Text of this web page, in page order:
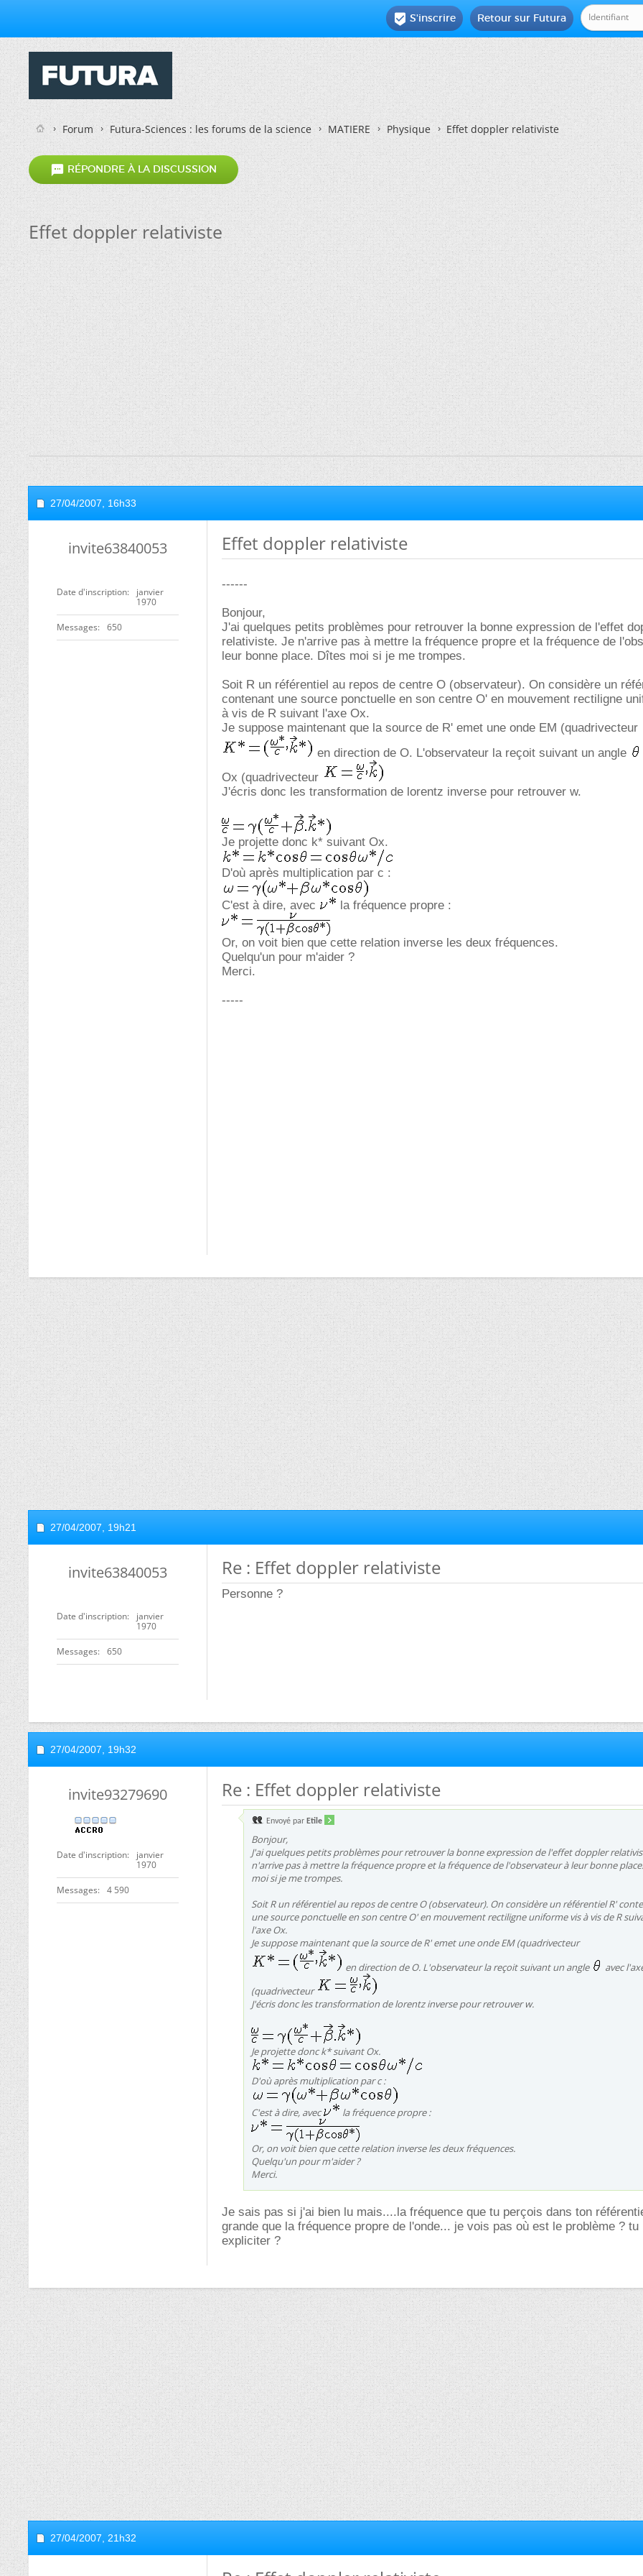
Retour sur Futura
 S'inscrire
Forum Futura-Sciences : les forums de la science MATIERE Physique Effet doppler relativiste
 RÉPONDRE À LA DISCUSSION
Effet doppler relativiste
27/04/2007, 16h33
invite63840053
Date d'inscription
janvier
1970
Messages 650
Effet doppler relativiste
------
Bonjour,
J'ai quelques petits problèmes pour retrouver la bonne expression de l'effet
relativiste. Je n'arrive pas à mettre la fréquence propre et la fréquence de
leur bonne place. Dîtes moi si je me trompes.
Soit R un référentiel au repos de centre O (observateur). On considère un
contenant une source ponctuelle en son centre O' en mouvement rectiligne
à vis de R suivant l'axe Ox.
Je suppose maintenant que la source de R' emet une onde EM (quadrivecteur
en direction de O. L'observateur la reçoit suivant un angle
Ox (quadrivecteur
J'écris donc les transformation de lorentz inverse pour retrouver w.
Je projette donc k* suivant Ox.
D'où après multiplication par c :
C'est à dire, avec la fréquence propre :
Or, on voit bien que cette relation inverse les deux fréquences.
Quelqu'un pour m'aider ?
Merci.
-----
27/04/2007, 19h21
invite63840053
Date d'inscription
janvier
1970
Messages 650
Re : Effet doppler relativiste
Personne ?
27/04/2007, 19h32
invite93279690
Date d'inscription
janvier
1970
Messages 4 590
Re : Effet doppler relativiste
Envoyé par Etile
Bonjour,
J'ai quelques petits problèmes pour retrouver la bonne expression de l'effet doppler
n'arrive pas à mettre la fréquence propre et la fréquence de l'observateur à leur bonne
moi si je me trompes.
Soit R un référentiel au repos de centre O (observateur). On considère un référentiel R'
une source ponctuelle en son centre O' en mouvement rectiligne uniforme vis à vis de R
l'axe Ox.
Je suppose maintenant que la source de R' emet une onde EM (quadrivecteur
en direction de O. L'observateur la reçoit suivant un angle
avec
(quadrivecteur
J'écris donc les transformation de lorentz inverse pour retrouver w.
Je projette donc k* suivant Ox.
D'où après multiplication par c :
C'est à dire, avec la fréquence propre :
Or, on voit bien que cette relation inverse les deux fréquences.
Quelqu'un pour m'aider ?
Merci.
Je sais pas si j'ai bien lu mais....la fréquence que tu perçois dans ton
grande que la fréquence propre de l'onde... je vois pas où est le problème ? tu
expliciter ?
27/04/2007, 21h32